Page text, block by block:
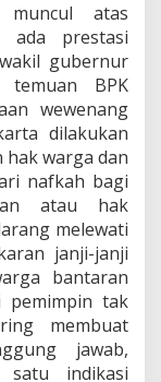
atas
ada prestasi
gubernur
temuan BPK
wewenang
dilakukan
hak warga dan
nafkah bagi
atau hak
melewati
janji-janji
bantaran
pemimpin tak
membuat
jawab,
satu indikasi